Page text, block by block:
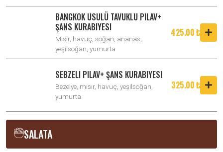
BANGKOK USULÜ TAVUKLU PILAV+
ŞANS KURABIYESI
Mısır, havuç, soğan, ananas,
yeşilsoğan, yumurta
425.00 ₺
SEBZELI PILAV+ ŞANS KURABIYESI
Bezelye, mısır, havuç, yeşilsoğan,
yumurta
325.00 ₺
SALATA